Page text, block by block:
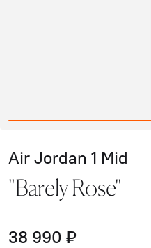
Air Jordan 1 Mid
"Barely Rose"
38 990 ₽